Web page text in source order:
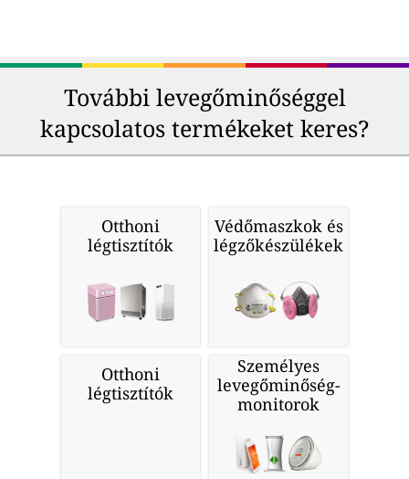
További levegőminőséggel
kapcsolatos termékeket keres?
Otthoni
légtisztítók
Védőmaszkok és
légzőkészülékek
Otthoni
légtisztítók
Személyes
levegőminőség-
monitorok